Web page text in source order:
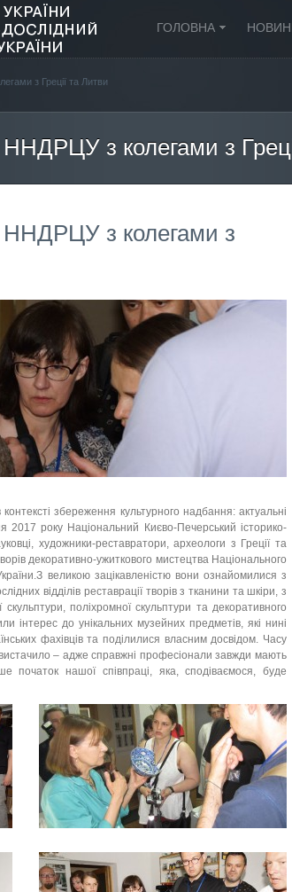
ГОЛОВНА
з Греції та Литви
ННДРЦУ з колегами з
ННДРЦУ з колегами з
збереження культурного надбання: актуальні
2017 року Національний Києво-Печерський історико-
художники-реставратори, археологи з Греції та
декоративно-ужиткового мистецтва Національного
З великою зацікавленістю вони ознайомилися з
відділів реставрації творів з тканини та шкіри, з
скульптури, поліхромної скульптури та декоративного
інтерес до унікальних музейних предметів, які нині
фахівців та поділилися власним досвідом. Часу
– адже справжні професіонали завжди мають
нашої співпраці, яка, сподіваємося, буде